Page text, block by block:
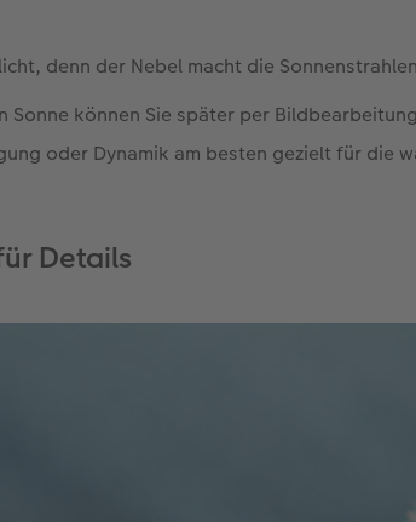
denn der Nebel macht die
Sonne können Sie später per
oder Dynamik am besten gezielt für die
Details